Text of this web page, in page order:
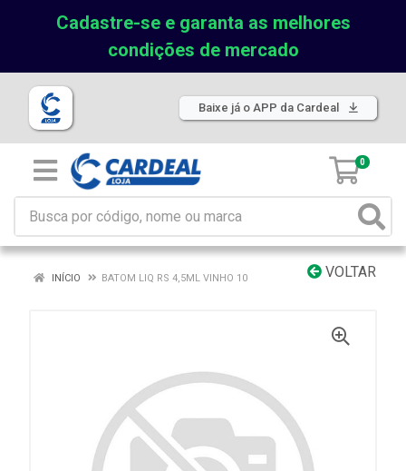
Cadastre-se e garanta as melhores
condições de mercado
Baixe já o APP da Cardeal
0
VOLTAR
INÍCIO BATOM LIQ RS 4,5ML VINHO 10